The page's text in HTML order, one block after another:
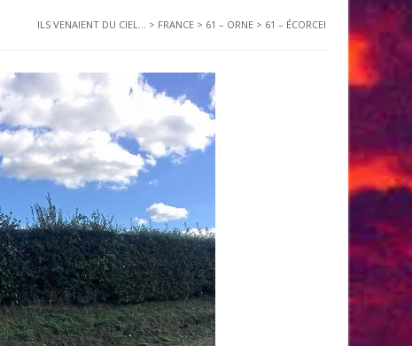
ILS VENAIENT DU CIEL... > FRANCE > 61 – ORNE > 61 – ÉCORCEI